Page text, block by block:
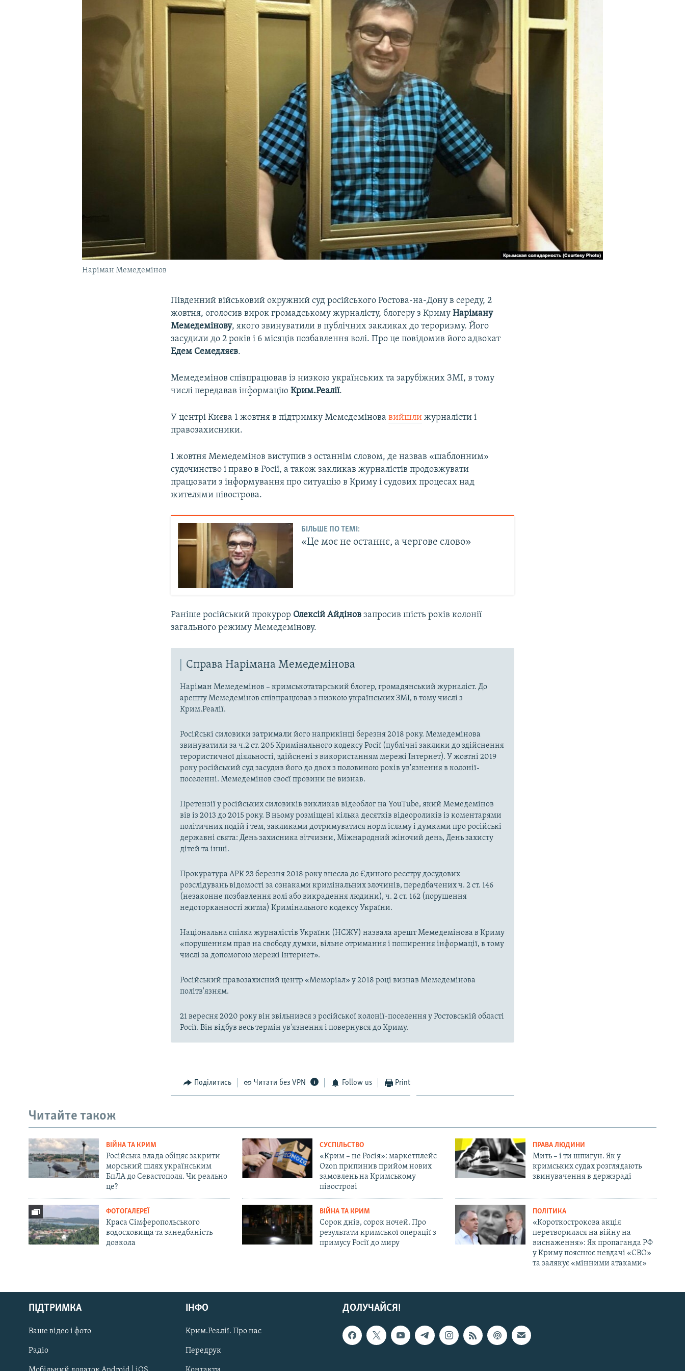
Русский
Qırımtatar
ДОЛУЧАЙСЯ!
Наріман Мемедемінов
Південний військовий окружний суд російського Ростова-на-Дону в середу, 2
жовтня, оголосив вирок громадському журналісту, блогеру з КримуНаріману
Мемедемінову, якого звинуватили в публічних закликах до тероризму. Його
засудили до 2 років і 6 місяців позбавлення волі. Про це повідомив його адвокат
Едем Семедляєв.
Мемедемінов співпрацював із низкою українських та зарубіжних ЗМІ, в тому
числі передавав інформаціюКрим.Реалії.
У центрі Києва 1 жовтня в підтримку Мемедеміновавийшли журналісти і
правозахисники.
1 жовтня Мемедемінов виступив з останнім словом, де назвав «шаблонним»
судочинство і право в Росії, а також закликав журналістів продовжувати
працювати з інформування про ситуацію в Криму і судових процесах над
жителями півострова.
БІЛЬШЕ ПО ТЕМІ:
«Це моє не останнє, а чергове слово»
Раніше російський прокурор Олексій Айдінов запросив шість років колонії
загального режиму Мемедемінову.
Справа Нарімана Мемедемінова
Наріман Мемедемінов – кримськотатарський блогер, громадянський журналіст. До
арешту Мемедемінов співпрацював з низкою українських ЗМІ, в тому числі з
Крим.Реалії.
Російські силовики затримали його наприкінці березня 2018 року. Мемедемінова
звинуватили за ч.2 ст. 205 Кримінального кодексу Росії (публічні заклики до здійснення
терористичної діяльності, здійснені з використанням мережі Інтернет). У жовтні 2019
року російський суд засудив його до двох з половиною років ув'язнення в колонії-
поселенні. Мемедемінов своєї провини не визнав.
Претензії у російських силовиків викликав відеоблог на YouTube, який Мемедемінов
вів із 2013 до 2015 року. В ньому розміщені кілька десятків відеороликів із коментарями
політичних подій і тем, закликами дотримуватися норм ісламу і думками про російські
державні свята: День захисника вітчизни, Міжнародний жіночий день, День захисту
дітей та інші.
Прокуратура АРК 23 березня 2018 року внесла до Єдиного реєстру досудових
розслідувань відомості за ознаками кримінальних злочинів, передбачених ч. 2 ст. 146
(незаконне позбавлення волі або викрадення людини), ч. 2 ст. 162 (порушення
недоторканності житла) Кримінального кодексу України.
Національна спілка журналістів України (НСЖУ) назвала арешт Мемедемінова в Криму
«порушенням прав на свободу думки, вільне отримання і поширення інформації, в тому
числі за допомогою мережі Інтернет».
Російський правозахисний центр «Меморіал» у 2018 році визнав Мемедемінова
політв'язням.
21 вересня 2020 року він звільнився з російської колонії-поселення у Ростовській області
Росії. Він відбув весь термін ув'язнення і повернувся до Криму.
Поділитись Читати без VPN Follow us Print
Читайте також
ВІЙНА ТА КРИМ
Російська влада обіцяє закрити
морський шлях українським
БпЛА до Севастополя. Чи реально
це?
СУСПІЛЬСТВО
«Крим – не Росія»: маркетплейс
Ozon припинив прийом нових
замовлень на Кримському
півострові
ПРАВА ЛЮДИНИ
Мить – і ти шпигун. Як у
кримських судах розглядають
звинувачення в держзраді
ФОТОГАЛЕРЕЇ
Краса Сімферопольського
водосховища та занедбаність
довкола
ВІЙНА ТА КРИМ
Сорок днів, сорок ночей. Про
результати кримської операції з
примусу Росії до миру
ПОЛІТИКА
«Короткострокова акція
перетворилася на війну на
виснаження»: Як пропаганда РФ
у Криму пояснює невдачі «СВО»
та залякує «мінними атаками»
ДОЛУЧАЙСЯ!
ПІДТРИМКА
Ваше відео і фото
Радіо
ІНФО
Крим.Реалії. Про нас
Передрук